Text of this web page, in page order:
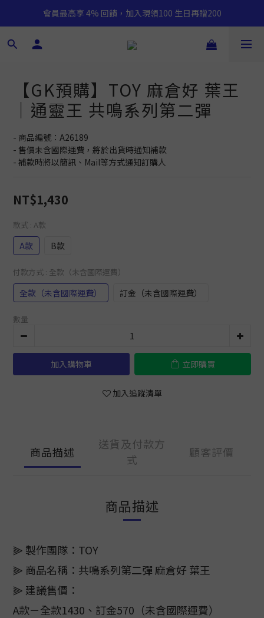
會員最高享 4% 回饋，加入現領100 生日再贈200
【GK預購】TOY 麻倉好 葉王
｜通靈王 共鳴系列第二彈
- 商品編號：A26189
- 售價未含國際運費，將於出貨時通知補款
- 補款時將以簡訊、Mail等方式通知訂購人
NT$1,430
款式 : A款
A款 B款
付款方式 : 全款（未含國際運費）
全款（未含國際運費） 訂金（未含國際運費）
數量
加入購物車 立即購買
加入追蹤清單
商品描述
送貨及付款方
式
顧客評價
商品描述
⫸ 製作團隊：TOY
⫸ 商品名稱：共鳴系列第二彈 麻倉好 葉王
⫸ 建議售價：
A款－全款1430、訂金570（未含國際運費）